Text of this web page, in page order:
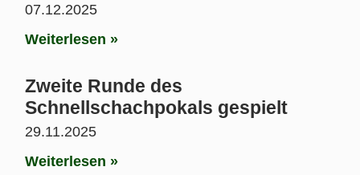
07.12.2025
Weiterlesen »
Zweite Runde des
Schnellschachpokals gespielt
29.11.2025
Weiterlesen »